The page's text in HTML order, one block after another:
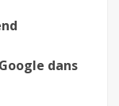
dans